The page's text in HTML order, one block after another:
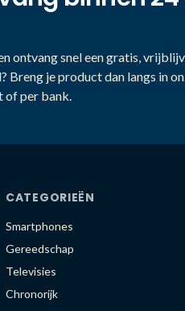
ontvang snel een gratis,
Breng je product dan langs in
of per bank.
CATEGORIEËN
Smartphones
Gereedschap
Televisies
Chronorijk